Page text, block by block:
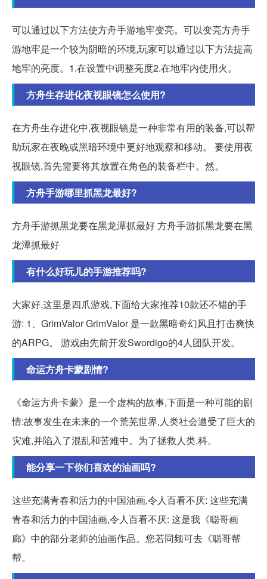
可以通过以下方法使方舟手游地牢变亮。可以变亮方舟手
游地牢是一个较为阴暗的环境,玩家可以通过以下方法提高
地牢的亮度。1.在设置中调整亮度2.在地牢内使用火。
方舟生存进化夜视眼镜怎么使用?
在方舟生存进化中,夜视眼镜是一种非常有用的装备,可以帮
助玩家在夜晚或黑暗环境中更好地观察和移动。 要使用夜
视眼镜,首先需要将其放置在角色的装备栏中。然。
方舟手游哪里抓黑龙最好?
方舟手游抓黑龙要在黑龙潭抓最好 方舟手游抓黑龙要在黑
龙潭抓最好
有什么好玩儿的手游推荐吗?
大家好,这里是四爪游戏,下面给大家推荐10款还不错的手
游: 1、GrimValor GrimValor 是一款黑暗奇幻风且打击爽快
的ARPG。 游戏由先前开发Swordigo的4人团队开发。
命运方舟卡蒙剧情?
《命运方舟卡蒙》是一个虚构的故事,下面是一种可能的剧
情:故事发生在未来的一个荒芜世界,人类社会遭受了巨大的
灾难,并陷入了混乱和苦难中。为了拯救人类,科。
能分享一下你们喜欢的油画吗?
这些充满青春和活力的中国油画,令人百看不厌: 这些充满
青春和活力的中国油画,令人百看不厌: 这是我《聪哥画
廊》中的部分老师的油画作品。您若同频可去《聪哥帮
帮。